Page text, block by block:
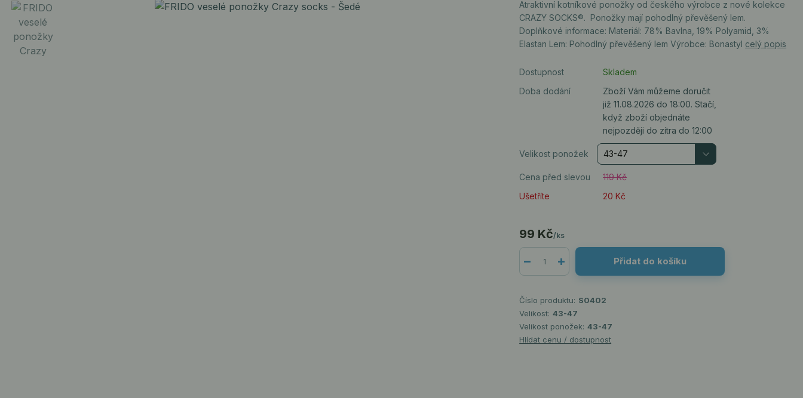
Atraktivní kotníkové ponožky od českého výrobce z nové kolekce
CRAZY SOCKS®. Ponožky mají pohodlný převěšený lem.
Doplňkové informace: Materiál: 78% Bavlna, 19% Polyamid, 3%
Elastan Lem: Pohodlný převěšený lem Výrobce: Bonastyl celý popis
Dostupnost
Skladem
Doba dodání
Zboží Vám můžeme doručit
již 11.08.2026 do 18:00. Stačí,
když zboží objednáte
nejpozději do zítra do 12:00
Velikost ponožek
Cena před slevou
119 Kč
Ušetříte
20 Kč
99 Kč/ks
Přidat do košíku
Číslo produktu: S0402
Velikost: 43-47
Velikost ponožek: 43-47
Hlídat cenu / dostupnost